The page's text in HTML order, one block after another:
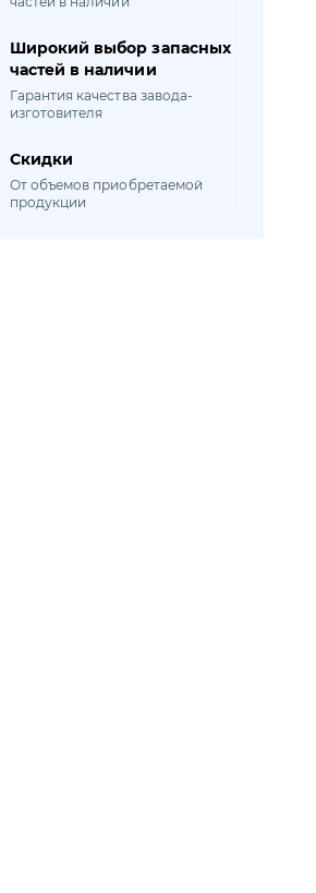
УРАЛ-43204-1111-70
УРАЛ-43204-1153-70
УРАЛ-4320-1958-70И
УРАЛ-55571-30